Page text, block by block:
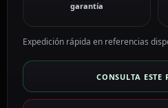
garantía
Expedición rápida en referencias
CONSULTA ESTE